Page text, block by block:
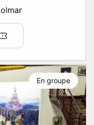
En groupe